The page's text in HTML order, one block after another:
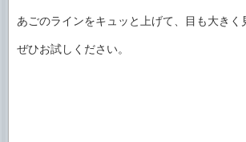
あごのラインをキュッと上げて、目も大きく
ぜひお試しください。